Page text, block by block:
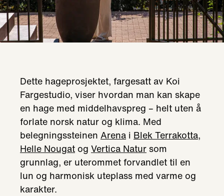
Dette hageprosjektet, fargesatt av Koi
Fargestudio, viser hvordan man kan skape
en hage med middelhavspreg – helt uten å
forlate norsk natur og klima. Med
belegningssteinen Arena i Blek Terrakotta,
Helle Nougat og Vertica Natursom
grunnlag, er uterommet forvandlet til en
lun og harmonisk uteplass med varme og
karakter.